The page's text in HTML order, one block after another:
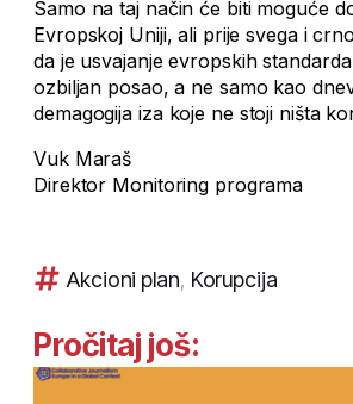
Samo na taj način će biti moguće
Evropskoj Uniji, ali prije svega i
da je usvajanje evropskih
ozbiljan posao, a ne samo kao
demagogija iza koje ne stoji ništa
Vuk Maraš
Direktor Monitoring programa
Akcioni plan, Korupcija
Pročitaj još: